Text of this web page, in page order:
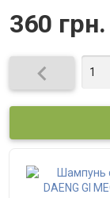
360 грн.